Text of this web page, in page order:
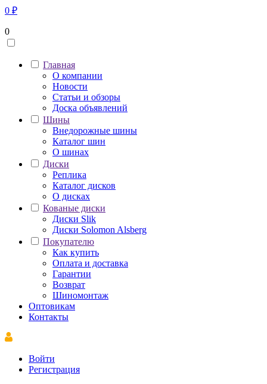
0 ₽
0
Главная
О компании
Новости
Статьи и обзоры
Доска объявлений
Шины
Внедорожные шины
Каталог шин
О шинах
Диски
Реплика
Каталог дисков
О дисках
Кованые диски
Диски Slik
Диски Solomon Alsberg
Покупателю
Как купить
Оплата и доставка
Гарантии
Возврат
Шиномонтаж
Оптовикам
Контакты
Войти
Регистрация